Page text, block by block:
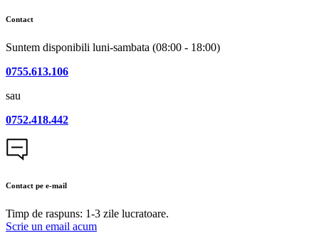
Contact
Suntem disponibili luni-sambata (08:00 - 18:00)
0755.613.106
sau
0752.418.442
Contact pe e-mail
Timp de raspuns: 1-3 zile lucratoare.
Scrie un email acum